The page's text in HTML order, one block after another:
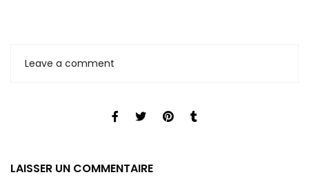
Leave a comment
LAISSER UN COMMENTAIRE